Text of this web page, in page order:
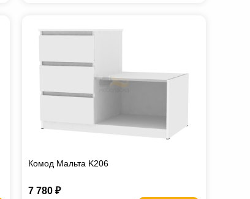
Комод Мальта K206
7 780 ₽